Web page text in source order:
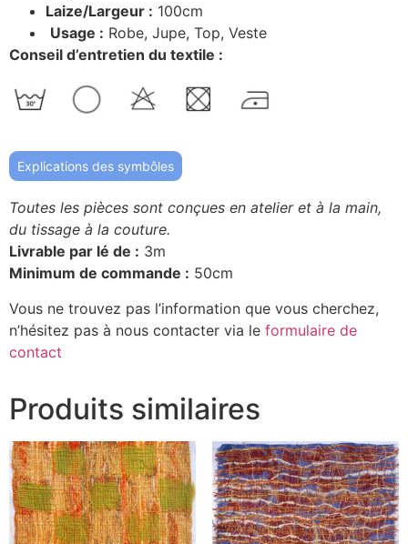
Laize/Largeur : 100cm
Usage : Robe, Jupe, Top, Veste
Conseil d’entretien du textile :
Explications des symbôles
Toutes les pièces sont conçues en atelier et à la main,
du tissage à la couture.
Livrable par lé de : 3m
Minimum de commande : 50cm
Vous ne trouvez pas l’information que vous cherchez,
n’hésitez pas à nous contacter via le formulaire de
contact
Produits similaires